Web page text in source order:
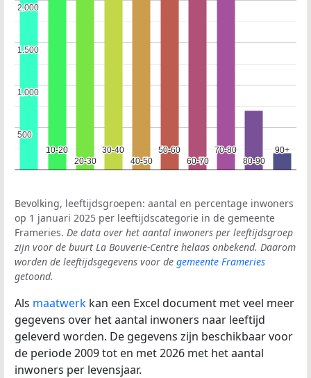
10-20
10-20
20-30
20-30
30-40
30-40
40-50
40-50
50-60
50-60
60-70
60-70
70-80
70-80
80-90
80-90
90+
90+
500
500
1.000
1.000
1.500
1.500
2.000
2.000
Bevolking, leeftijdsgroepen: aantal en percentage inwoners
op 1 januari 2025 per leeftijdscategorie in de gemeente
Frameries. De data over het aantal inwoners per leeftijdsgroep
zijn voor de buurt La Bouverie-Centre helaas onbekend. Daarom
worden de leeftijdsgegevens voor de gemeente Frameries
getoond.
Als maatwerk kan een Excel document met veel meer
gegevens over het aantal inwoners naar leeftijd
geleverd worden. De gegevens zijn beschikbaar voor
de periode 2009 tot en met 2026 met het aantal
inwoners per levensjaar.